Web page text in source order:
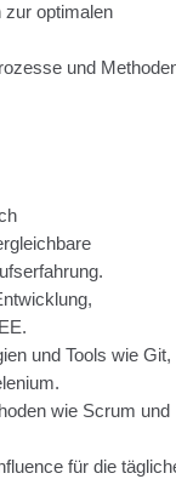
zur optimalen
und
und Tools wie Git,
wie Scrum und
für die